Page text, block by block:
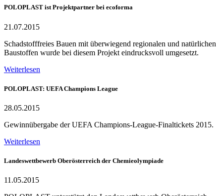
POLOPLAST ist Projektpartner bei ecoforma
21.07.2015
Schadstofffreies Bauen mit überwiegend regionalen und natürlichen
Baustoffen wurde bei diesem Projekt eindrucksvoll umgesetzt.
Weiterlesen
POLOPLAST: UEFA Champions League
28.05.2015
Gewinnübergabe der UEFA Champions-League-Finaltickets 2015.
Weiterlesen
Landeswettbewerb Oberösterreich der Chemieolympiade
11.05.2015